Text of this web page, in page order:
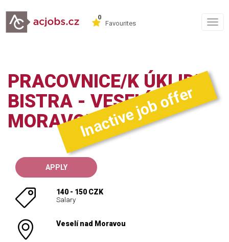
0
Favourites
PRACOVNICE/K ÚKLIDU
BISTRA - VESELÍ NAD
MORAVOUInactive job offer
APPLY
140 - 150 CZK
Salary
Veselí nad Moravou